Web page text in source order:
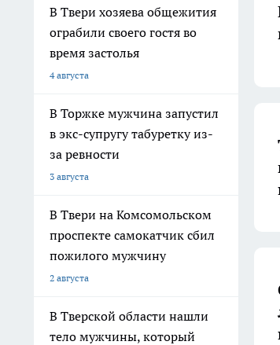
В Твери хозяева общежития
ограбили своего гостя во
время застолья
4 августа
В Торжке мужчина запустил
в экс-супругу табуретку из-
за ревности
3 августа
В Твери на Комсомольском
проспекте самокатчик сбил
пожилого мужчину
2 августа
В Тверской области нашли
тело мужчины, который